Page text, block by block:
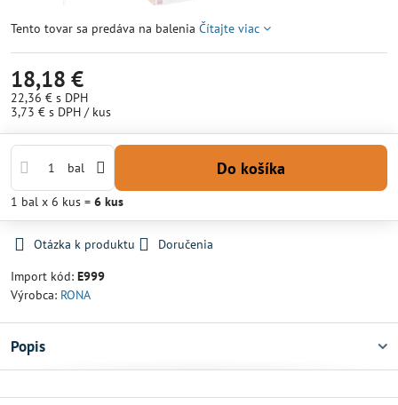
Tento tovar sa predáva na balenia Čítajte viac
18,18 €
22,36 € s DPH
3,73 € s DPH / kus
bal Do košíka
1 bal x 6 kus = 6 kus
Otázka k produktu
Doručenia
Import kód: E999
Výrobca: RONA
Popis